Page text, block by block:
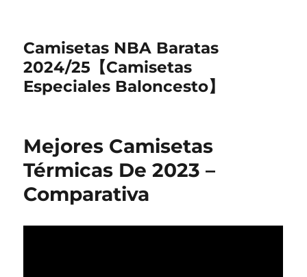
Camisetas NBA Baratas
2024/25【Camisetas
Especiales Baloncesto】
Mejores Camisetas
Térmicas De 2023 –
Comparativa